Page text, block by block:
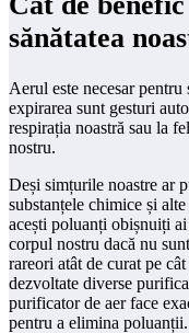
sănătatea
Aerul este necesar
expirarea sunt gesturi
respirația noastră sau la
nostru.
Deși simțurile noastre ar
substanțele chimice și
acești poluanți obișnuiți
corpul nostru dacă nu
rareori atât de curat pe
dezvoltate diverse
purificator de aer face
pentru a elimina poluanții.